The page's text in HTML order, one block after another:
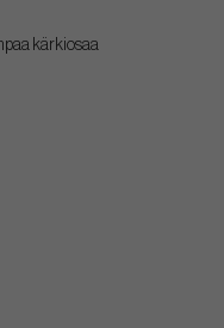
kärkiosaa